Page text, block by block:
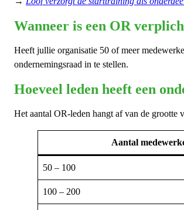
Wanneer is een OR
Heeft jullie organisatie 50 of meer
ondernemingsraad in te stellen.
Hoeveel leden heeft een
Het aantal OR-leden hangt af van de grootte
Aantal
50 – 100
100 – 200